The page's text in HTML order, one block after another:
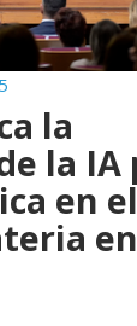
la
la IA
en
en